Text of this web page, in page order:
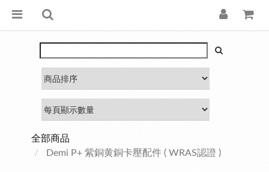
全部商品
Demi P+ 紫銅黄銅卡壓配件 ( WRAS認證 )